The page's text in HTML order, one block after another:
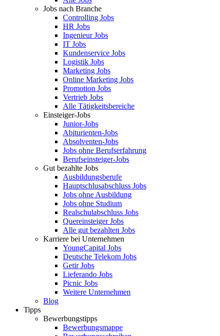
Jobs nach Branche
Controlling Jobs
HR Jobs
Ingenieur Jobs
IT Jobs
Kundenservice Jobs
Logistik Jobs
Marketing Jobs
Online Marketing Jobs
Promotion Jobs
Vertrieb Jobs
Alle Tätigkeitsbereiche
Einsteiger-Jobs
Junior-Jobs
Abiturienten-Jobs
Absolventen-Jobs
Jobs ohne Berufserfahrung
Berufseinsteiger-Jobs
Gut bezahlte Jobs
Ausbildungsberufe
Hauptschlusabschluss Jobs
Jobs ohne Ausbildung
Jobs ohne Studium
Realschulabschluss Jobs
Quereinsteiger Jobs
Alle gut bezahlten Jobs
Karriere bei Unternehmen
YoungCapital Jobs
Deutsche Telekom Jobs
Getir Jobs
Lieferando Jobs
Picnic Jobs
Weitere Unternehmen
Blog
Tipps
Bewerbungstipps
Bewerbungsmappe